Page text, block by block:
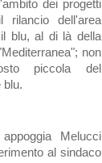
dei progetti
rilancio dell'area
blu, al di là della
non
piccola del
blu.
Melucci
al sindaco